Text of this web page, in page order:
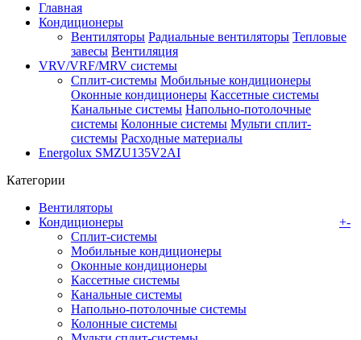
Главная
Кондиционеры
Вентиляторы Радиальные вентиляторы Тепловые
завесы Вентиляция
VRV/VRF/MRV системы
Сплит-системы Мобильные кондиционеры
Оконные кондиционеры Кассетные системы
Канальные системы Напольно-потолочные
системы Колонные системы Мульти сплит-
системы Расходные материалы
Energolux SMZU135V2AI
Категории
Вентиляторы
Кондиционеры
+-
Сплит-системы
Мобильные кондиционеры
Оконные кондиционеры
Кассетные системы
Канальные системы
Напольно-потолочные системы
Колонные системы